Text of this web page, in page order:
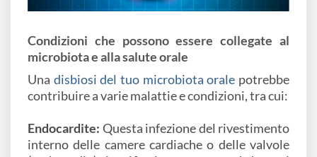
Condizioni che possono essere collegate al
microbiota e alla salute orale
Una disbiosi del tuo microbiota orale potrebbe
contribuire a varie malattie e condizioni, tra cui:
Endocardite: Questa infezione del rivestimento
interno delle camere cardiache o delle valvole